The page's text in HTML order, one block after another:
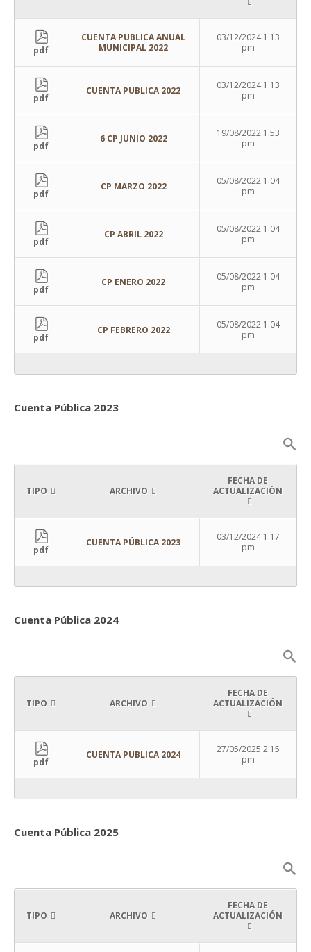
pdf
CUENTA PUBLICA ANUAL
MUNICIPAL 2022
03/12/2024 1:13
pm
pdf
CUENTA PUBLICA 2022
03/12/2024 1:13
pm
pdf
6 CP JUNIO 2022
19/08/2022 1:53
pm
pdf
CP MARZO 2022
05/08/2022 1:04
pm
pdf
CP ABRIL 2022
05/08/2022 1:04
pm
pdf
CP ENERO 2022
05/08/2022 1:04
pm
pdf
CP FEBRERO 2022
05/08/2022 1:04
pm
Cuenta Pública 2023
TIPO ARCHIVO
FECHA DE
ACTUALIZACIÓN
pdf
CUENTA PÚBLICA 2023
03/12/2024 1:17
pm
Cuenta Pública 2024
TIPO ARCHIVO
FECHA DE
ACTUALIZACIÓN
pdf
CUENTA PUBLICA 2024
27/05/2025 2:15
pm
Cuenta Pública 2025
TIPO ARCHIVO
FECHA DE
ACTUALIZACIÓN